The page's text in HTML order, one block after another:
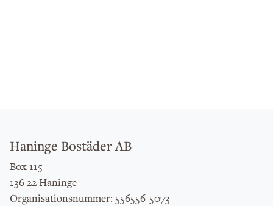
Haninge Bostäder AB
Box 115
136 22 Haninge
Organisationsnummer: 556556-5073